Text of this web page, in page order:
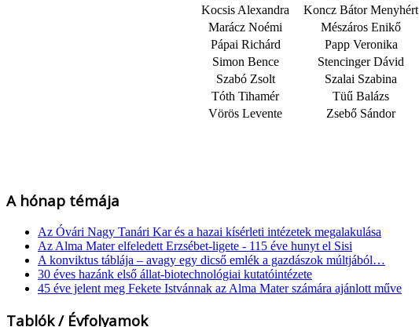
Kocsis Alexandra
Koncz Bátor Menyhért
Marácz Noémi
Mészáros Enikő
Pápai Richárd
Papp Veronika
Simon Bence
Stencinger Dávid
Szabó Zsolt
Szalai Szabina
Tóth Tihamér
Tüű Balázs
Vörös Levente
Zsebő Sándor
A hónap témája
Az Óvári Nagy Tanári Kar és a hazai kísérleti intézetek megalakulása
Az Alma Mater elfeledett Erzsébet-ligete - 115 éve hunyt el Sisi
A konviktus táblája – avagy egy dicső emlék a gazdászok múltjából…
30 éves hazánk első állat-biotechnológiai kutatóintézete
45 éve jelent meg Fekete Istvánnak az Alma Mater számára ajánlott műve
Tablók / Évfolyamok